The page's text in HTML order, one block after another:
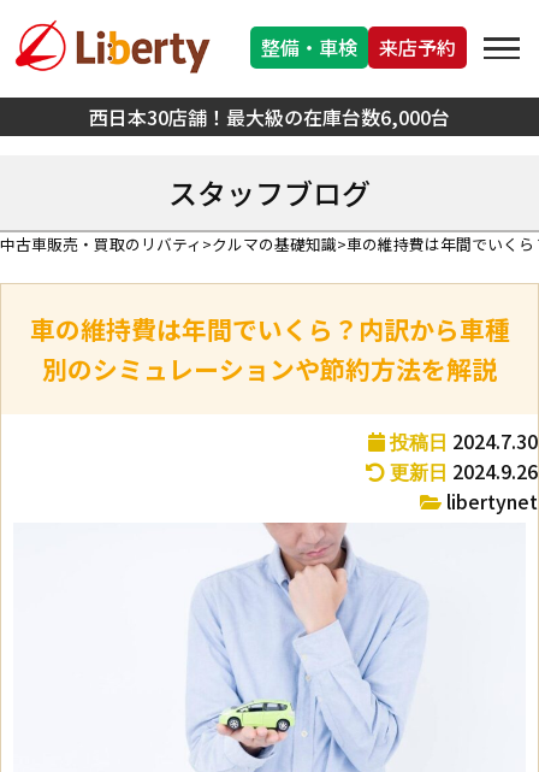
西日本30店舗！最大級の在庫台数6,000台
整備・車検 来店予約
スタッフブログ
中古車販売・買取のリバティ クルマの基礎知識 車の維持費は年間でいく
車の維持費は年間でいくら？内訳から車種
別のシミュレーションや節約方法を解説
投稿日 2024.7.30
更新日 2024.9.26
libertynet